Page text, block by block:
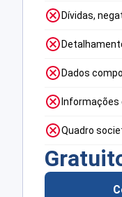
Dívidas,
Dados
Informações
Quadro